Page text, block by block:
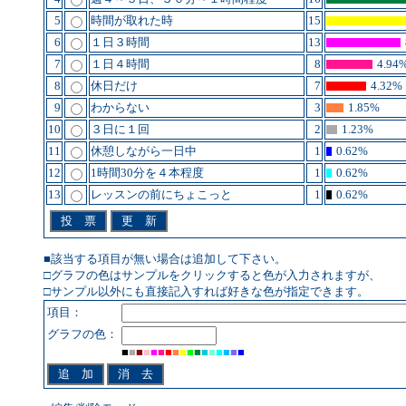
5
時間が取れた時 15
6
１日３時間 13
7
１日４時間 8
8
休日だけ 7
4.32%
9
わからない 3
1.85%
10
３日に１回 2
1.23%
11
休憩しながら一日中 1
0.62%
12
1時間30分を４本程度 1
0.62%
13
レッスンの前にちょこっと 1 0.62%
■該当する項目が無い場合は追加して下さい。
□グラフの色はサンプルをクリックすると色が入力されますが、
□サンプル以外にも直接記入すれば好きな色が指定できます。
項目：
グラフの色：
■■■■■■■■■■■■■■■■■